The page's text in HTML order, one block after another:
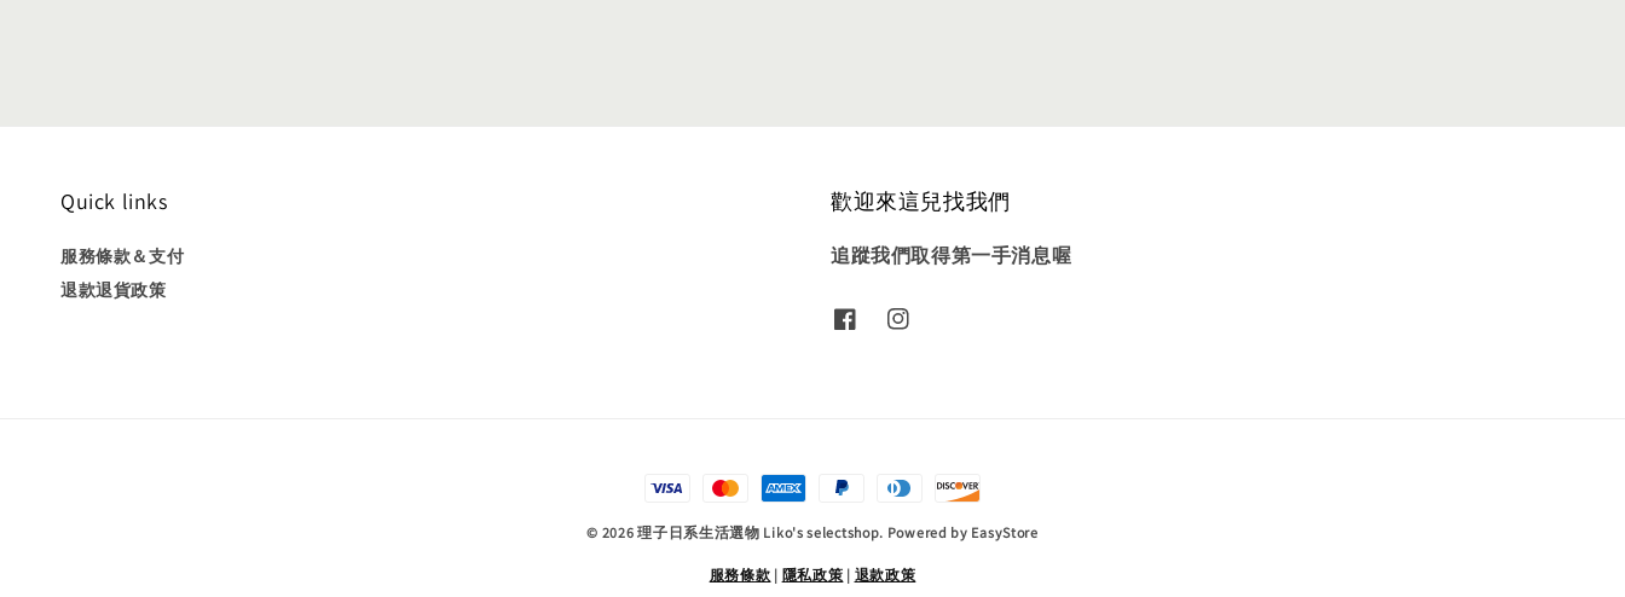
Quick links
服務條款＆支付
退款退貨政策
歡迎來這兒找我們
追蹤我們取得第一手消息喔
© 2026 理子日系生活選物 Liko's selectshop. Powered by EasyStore
服務條款 | 隱私政策 | 退款政策